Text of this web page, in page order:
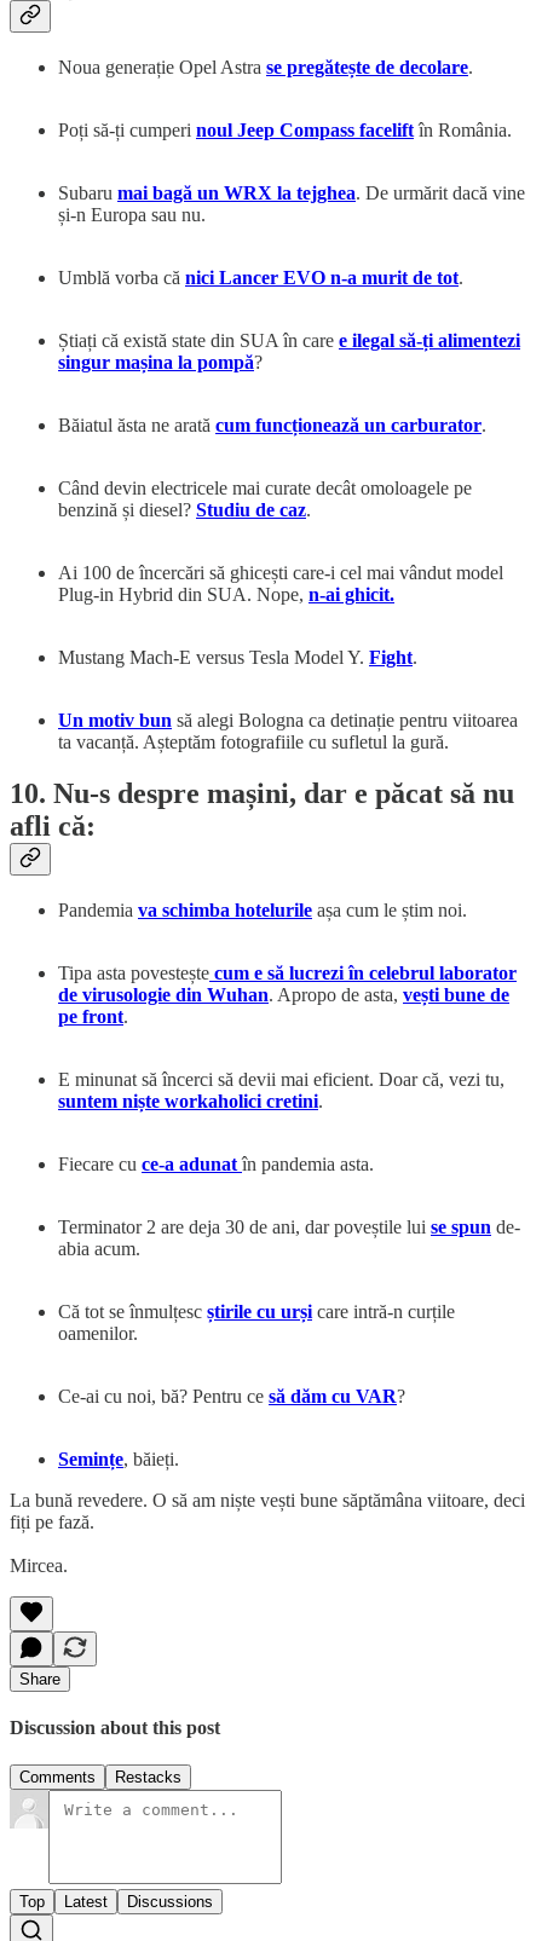
Noua generație Opel Astra se pregătește de decolare.
Poți să-ți cumperi noul Jeep Compass faceliftîn România.
Subaru mai bagă un WRX la tejghea. De urmărit dacă vine
și-n Europa sau nu.
Umblă vorba că nici Lancer EVO n-a murit de tot.
Știați că există state din SUA în care e ilegal să-ți alimentezi
singur mașina la pompă?
Băiatul ăsta ne arată cum funcționează un carburator.
Când devin electricele mai curate decât omoloagele pe
benzină și diesel? Studiu de caz.
Ai 100 de încercări să ghicești care-i cel mai vândut model
Plug-in Hybrid din SUA. Nope, n-ai ghicit.
Mustang Mach-E versus Tesla Model Y. Fight.
Un motiv bun să alegi Bologna ca detinație pentru viitoarea
ta vacanță. Așteptăm fotografiile cu sufletul la gură.
10. Nu-s despre mașini, dar e păcat să nu
afli că:
Pandemia va schimba hotelurile așa cum le știm noi.
Tipa asta povestește cum e să lucrezi în celebrul laborator
de virusologie din Wuhan. Apropo de asta, vești bune de
pe front.
E minunat să încerci să devii mai eficient. Doar că, vezi tu,
suntem niște workaholici cretini.
Fiecare cu ce-a adunatîn pandemia asta.
Terminator 2 are deja 30 de ani, dar poveștile lui se spun de-
abia acum.
Că tot se înmulțesc știrile cu urși care intră-n curțile
oamenilor.
Ce-ai cu noi, bă? Pentru ce să dăm cu VAR?
Semințe, băieți.
La bună revedere. O să am niște vești bune săptămâna viitoare, deci
fiți pe fază.
Mircea.
Share
Discussion about this post
Comments Restacks
Top Latest Discussions